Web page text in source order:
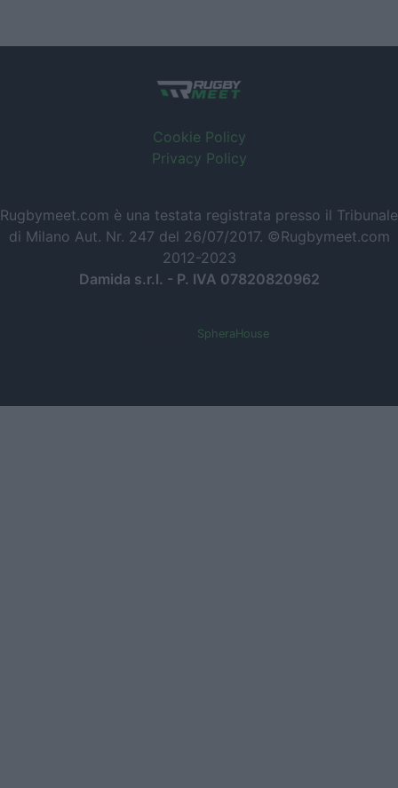
Cookie Policy
Privacy Policy
Rugbymeet.com è una testata registrata presso il Tribunale
di Milano Aut. Nr. 247 del 26/07/2017. ©Rugbymeet.com
2012-2023
Damida s.r.l. - P. IVA 07820820962
SpheraHouse